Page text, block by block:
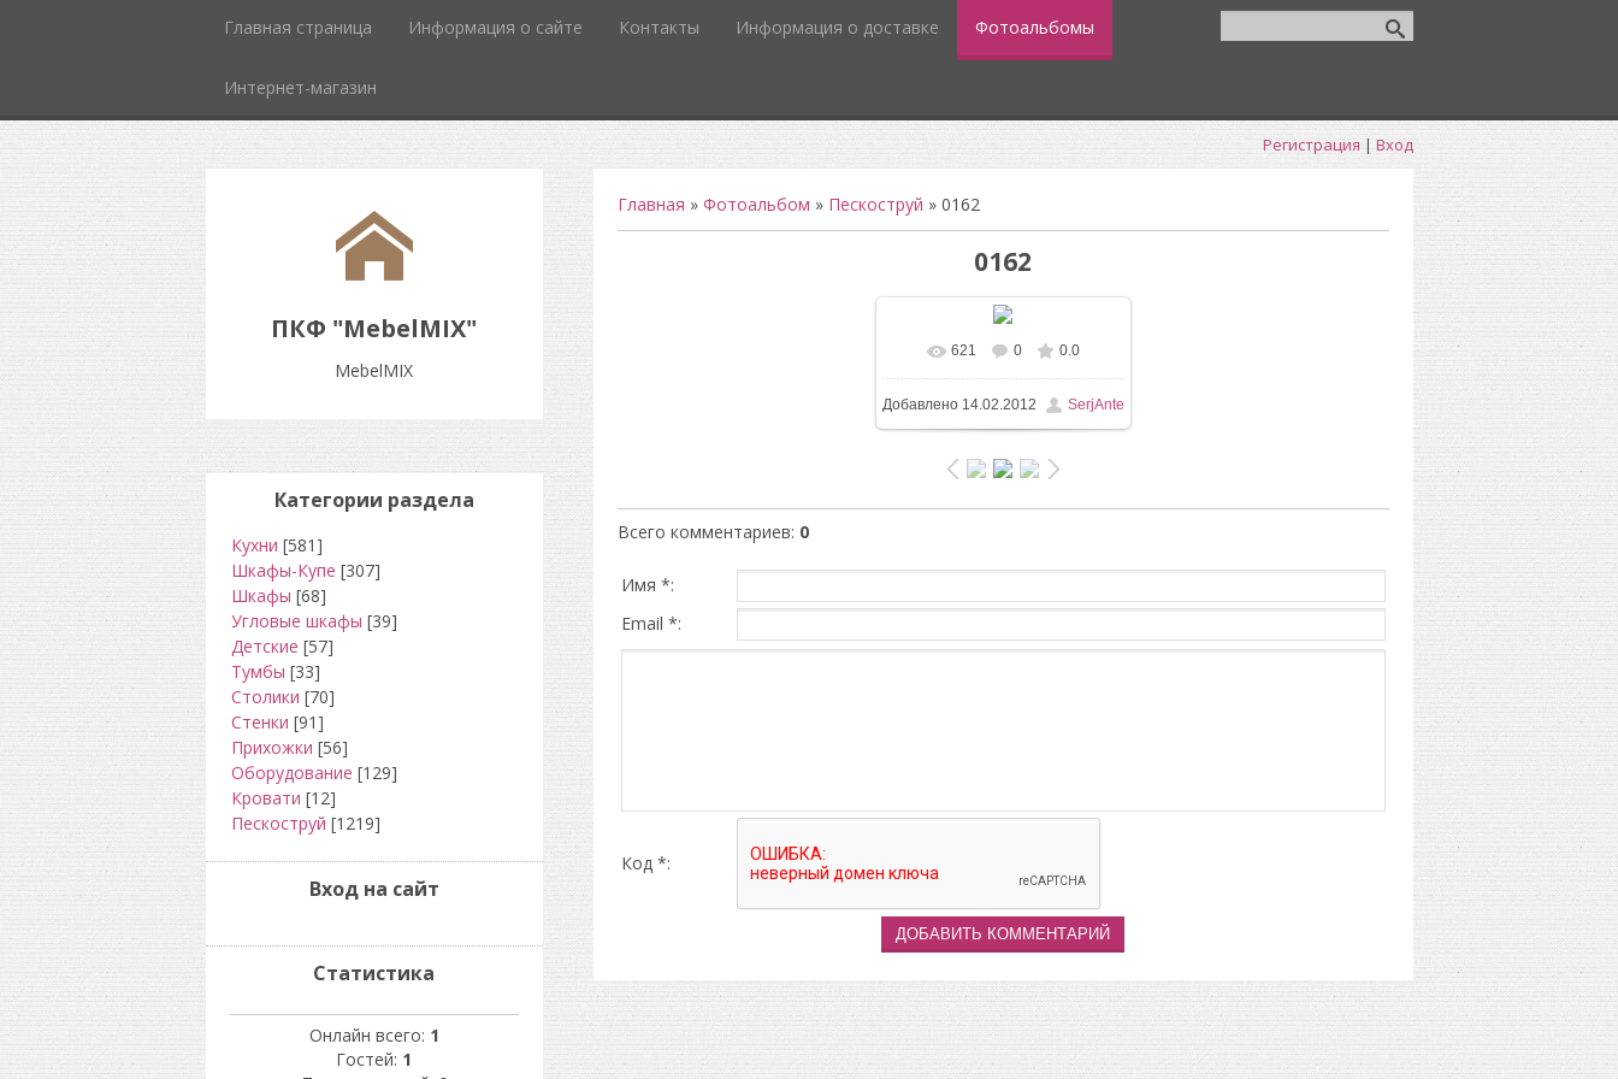
Главная страница Информация о сайте Контакты Информация о доставке Фотоальбомы
Интернет-магазин
Регистрация | Вход
ПКФ "MebelMIX"
MebelMIX
Главная » Фотоальбом » Пескоструй » 0162
0162
В реальном размере
580x585/ 27.5Kb
621 0 0.0
Добавлено14.02.2012 SerjAnte
Всего комментариев: 0
Имя *:
Email *:
Код *:
Категории раздела
Кухни [581]
Шкафы-Купе [307]
Шкафы [68]
Угловые шкафы [39]
Детские [57]
Тумбы [33]
Столики [70]
Стенки [91]
Прихожки [56]
Оборудование [129]
Кровати [12]
Пескоструй [1219]
Вход на сайт
Статистика
Онлайн всего: 1
Гостей: 1